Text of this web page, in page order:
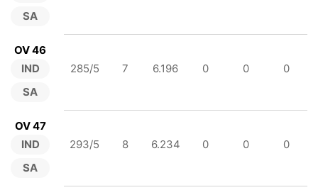
SA
OV 46
IND
SA
285/5 7 6.196 0 0 0
OV 47
IND
SA
293/5 8 6.234 0 0 0